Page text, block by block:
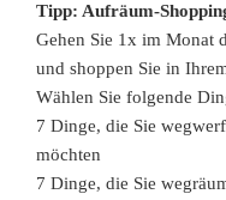
Tipp: Aufräum-
Gehen Sie 1x im Monat
und shoppen Sie in
Wählen Sie folgende
7 Dinge, die Sie
möchten
7 Dinge, die Sie